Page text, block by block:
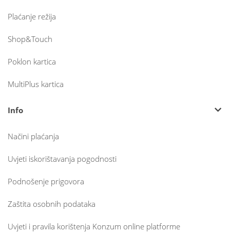
Plaćanje režija
Shop&Touch
Poklon kartica
MultiPlus kartica
Info
Načini plaćanja
Uvjeti iskorištavanja pogodnosti
Podnošenje prigovora
Zaštita osobnih podataka
Uvjeti i pravila korištenja Konzum online platforme